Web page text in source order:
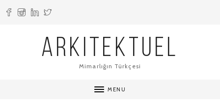
ARKITEKTUEL
Mimarlığın Türkçesi
MENU